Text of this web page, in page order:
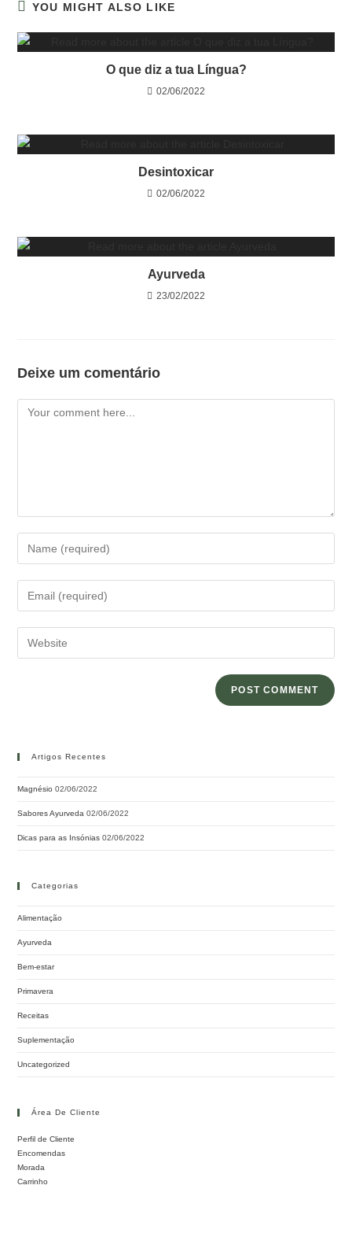
YOU MIGHT ALSO LIKE
O que diz a tua Língua?
02/06/2022
Desintoxicar
02/06/2022
Ayurveda
23/02/2022
Deixe um comentário
Artigos Recentes
Magnésio 02/06/2022
Sabores Ayurveda 02/06/2022
Dicas para as Insónias 02/06/2022
Categorias
Alimentação
Ayurveda
Bem-estar
Primavera
Receitas
Suplementação
Uncategorized
Área De Cliente
Perfil de Cliente
Encomendas
Morada
Carrinho